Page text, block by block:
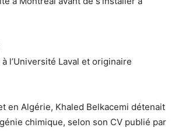
l’Université Laval et originaire
en Algérie, Khaled Belkacemi détenait
chimique, selon son CV publié par